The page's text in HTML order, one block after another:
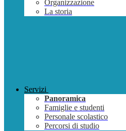
Organizzazione
La storia
Servizi
Panoramica
Famiglie e studenti
Personale scolastico
Percorsi di studio